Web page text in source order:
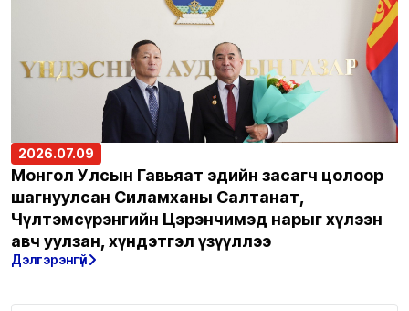
2026.07.09
Монгол Улсын Гавьяат эдийн засагч цолоор
шагнуулсан Силамханы Салтанат,
Чүлтэмсүрэнгийн Цэрэнчимэд нарыг хүлээн
авч уулзан, хүндэтгэл үзүүллээ
Дэлгэрэнгүй